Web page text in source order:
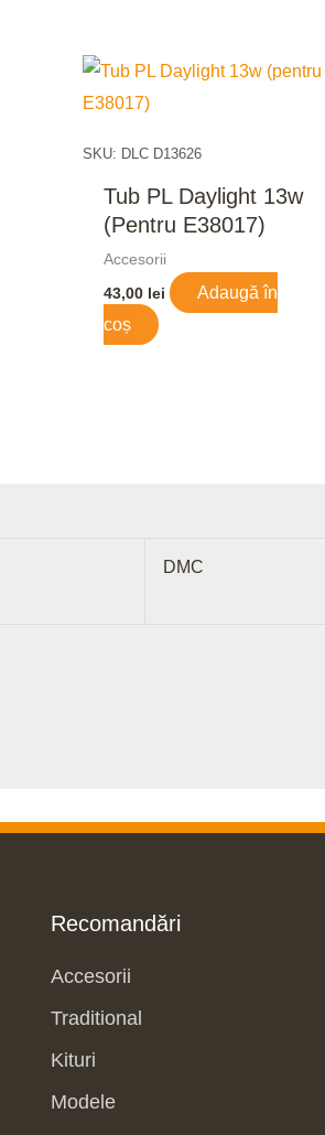
SKU: DLC D13626
Tub PL Daylight 13w
(pentru E38017)
Accesorii
43,00 lei
Adaugă în
coș
DMC
Recomandări
Accesorii
Traditional
Kituri
Modele